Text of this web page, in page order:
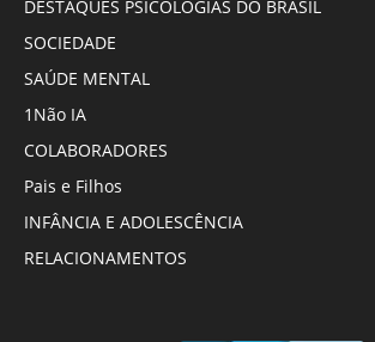
DESTAQUES PSICOLOGIAS DO BRASIL
SOCIEDADE
SAÚDE MENTAL
1Não IA
COLABORADORES
Pais e Filhos
INFÂNCIA E ADOLESCÊNCIA
RELACIONAMENTOS